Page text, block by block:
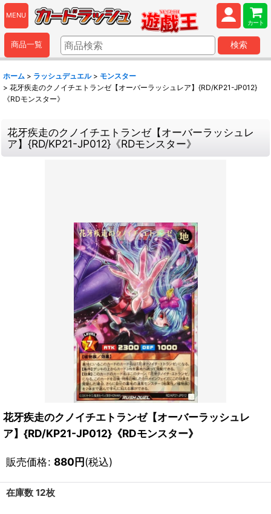
MENU
カート
商品一覧 検索
ホーム > ラッシュデュエル > モンスター
> 花牙疾走のクノイチエトランゼ【オーバーラッシュレア】{RD/KP21-JP012}
《RDモンスター》
花牙疾走のクノイチエトランゼ【オーバーラッシュレ
ア】{RD/KP21-JP012}《RDモンスター》
花牙疾走のクノイチエトランゼ【オーバーラッシュレ
ア】{RD/KP21-JP012}《RDモンスター》
販売価格: 880円(税込)
在庫数 12枚